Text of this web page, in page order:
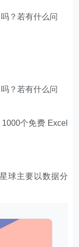
？若有什么问
？若有什么问
个免费 Excel
球主要以数据分